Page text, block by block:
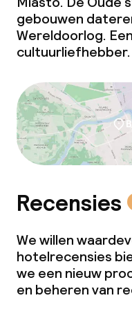
gebouwen
Wereldoorlog.
cultuurliefhebber.
Recensies
We willen
hotelrecensies
we een nieuw
en beheren van